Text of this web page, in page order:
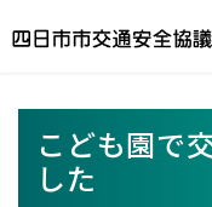
こども園で
した